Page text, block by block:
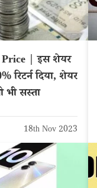
| इस शेयर
रिटर्न दिया, शेयर
भी सस्ता
18th Nov 2023